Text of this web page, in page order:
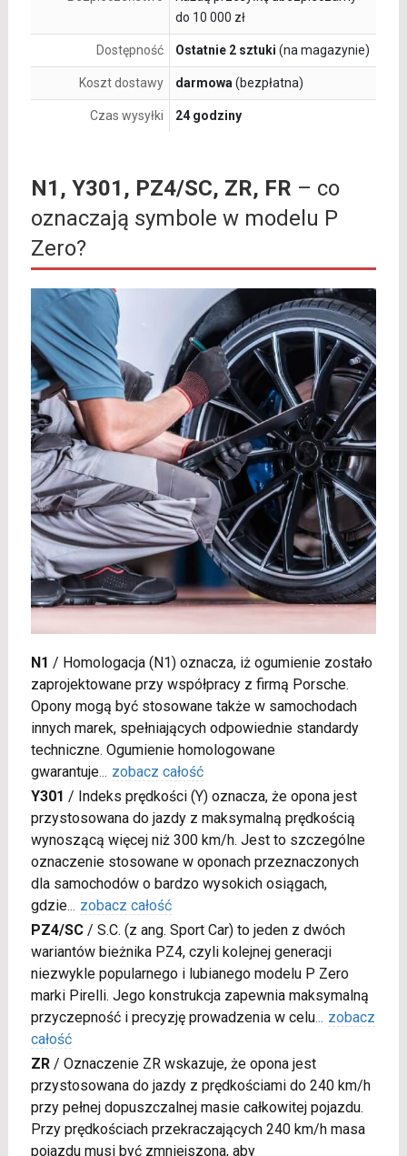
do 10 000 zł
Dostępność Ostatnie 2 sztuki (na magazynie)
Koszt dostawy darmowa (bezpłatna)
Czas wysyłki 24 godziny
N1, Y301, PZ4/SC, ZR, FR – co
oznaczają symbole w modelu P
Zero?
N1 / Homologacja (N1) oznacza, iż ogumienie zostało
zaprojektowane przy współpracy z firmą Porsche.
Opony mogą być stosowane także w samochodach
innych marek, spełniających odpowiednie standardy
techniczne. Ogumienie homologowane
gwarantuje... zobacz całość
Y301 / Indeks prędkości (Y) oznacza, że opona jest
przystosowana do jazdy z maksymalną prędkością
wynoszącą więcej niż 300 km/h. Jest to szczególne
oznaczenie stosowane w oponach przeznaczonych
dla samochodów o bardzo wysokich osiągach,
gdzie... zobacz całość
PZ4/SC/ S.C. (z ang. Sport Car) to jeden z dwóch
wariantów bieżnika PZ4, czyli kolejnej generacji
niezwykle popularnego i lubianego modelu P Zero
marki Pirelli. Jego konstrukcja zapewnia maksymalną
przyczepność i precyzję prowadzenia w celu... zobacz
całość
ZR/ Oznaczenie ZR wskazuje, że opona jest
przystosowana do jazdy z prędkościami do 240 km/h
przy pełnej dopuszczalnej masie całkowitej pojazdu.
Przy prędkościach przekraczających 240 km/h masa
pojazdu musi być zmniejszona, aby